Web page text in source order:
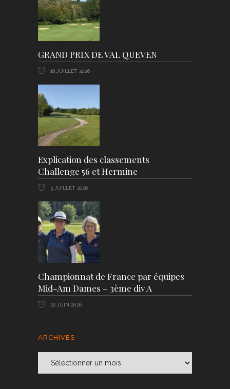
GRAND PRIX DE VAL QUEVEN
18 JUILLET 2026
Explication des classements
Challenge 56 et Hermine
3 JUILLET 2026
Championnat de France par équipes
Mid-Am Dames – 3ème div A
22 JUIN 2026
ARCHIVES
Archives